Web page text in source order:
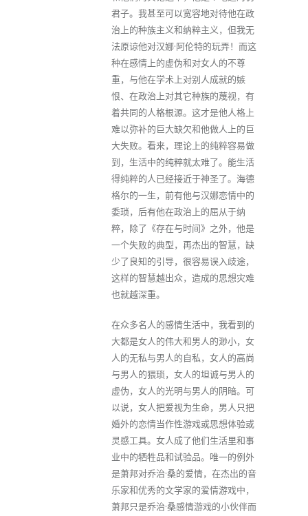
君子。我甚至可以宽容地对待他在政
治上的种族主义和纳粹主义，但我无
法原谅他对汉娜·阿伦特的玩弄！而这
种在感情上的虚伪和对女人的不尊
重，与他在学术上对别人成就的嫉
恨、在政治上对其它种族的蔑视，有
着共同的人格根源。这才是他人格上
难以弥补的巨大缺欠和他做人上的巨
大失败。看来，理论上的纯粹容易做
到，生活中的纯粹就太难了。能生活
得纯粹的人已经接近于神圣了。海德
格尔的一生，前有他与汉娜恋情中的
委琐，后有他在政治上的屈从于纳
粹，除了《存在与时间》之外，他是
一个失败的典型，再杰出的智慧，缺
少了良知的引导，很容易误入歧途，
这样的智慧越出众，造成的思想灾难
也就越深重。
在众多名人的感情生活中，我看到的
大都是女人的伟大和男人的渺小，女
人的无私与男人的自私，女人的高尚
与男人的猥琐，女人的坦诚与男人的
虚伪，女人的光明与男人的阴暗。可
以说，女人把爱视为生命，男人只把
婚外的恋情当作性游戏或思想体验或
灵感工具。女人成了他们生活里和事
业中的牺牲品和试验品。唯一的例外
是萧邦对乔治·桑的爱情，在杰出的音
乐家和优秀的文学家的爱情游戏中，
萧邦只是乔治·桑感情游戏的小伙伴而